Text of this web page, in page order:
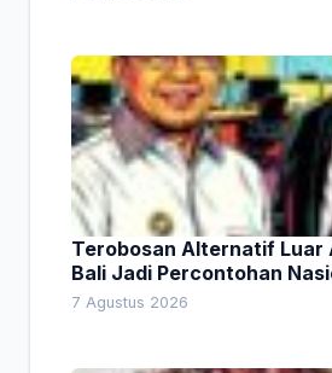
Terobosan Alternatif Luar
Bali Jadi Percontohan
Pembiayaan Daerah
7 Agustus 2026